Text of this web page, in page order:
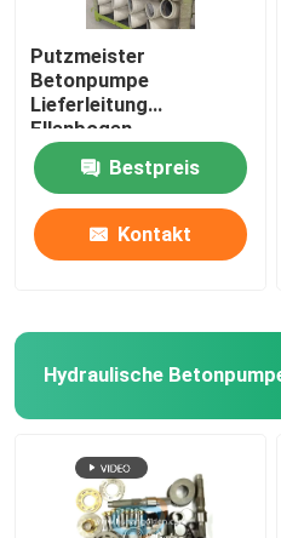
Putzmeister
Betonpumpe
Lieferleitung
Ellenbogen
Biegeleitung 90D 45D
30D
Bestpreis
Kontakt
Hydraulische